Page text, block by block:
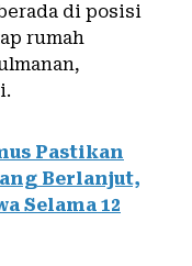
di posisi
rumah
Pastikan
Berlanjut,
Selama 12